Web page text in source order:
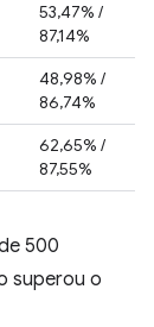
53,47% /
87,14%
48,98% /
86,74%
62,65% /
87,55%
500
superou o